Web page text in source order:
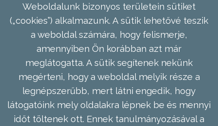
Weboldalunk bizonyos területein sütiket
(„cookies”) alkalmazunk. A sütik lehetővé teszik
a weboldal számára, hogy felismerje,
amennyiben Ön korábban azt már
meglátogatta. A sütik segítenek nekünk
megérteni, hogy a weboldal melyik része a
legnépszerűbb, mert látni engedik, hogy
látogatóink mely oldalakra lépnek be és mennyi
időt töltenek ott. Ennek tanulmányozásával a